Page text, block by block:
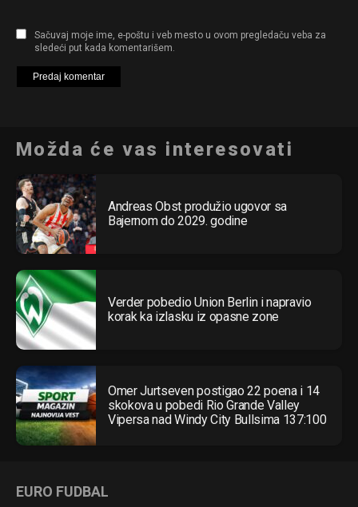
Sačuvaj moje ime, e-poštu i veb mesto u ovom pregledaču veba za
sledeći put kada komentarišem.
Možda će vas interesovati
Andreas Obst produžio ugovor sa
Bajernom do 2029. godine
Verder pobedio Union Berlin i napravio
korak ka izlasku iz opasne zone
Omer Jurtseven postigao 22 poena i 14
skokova u pobedi Rio Grande Valley
Vipersa nad Windy City Bullsima 137:100
EURO FUDBAL